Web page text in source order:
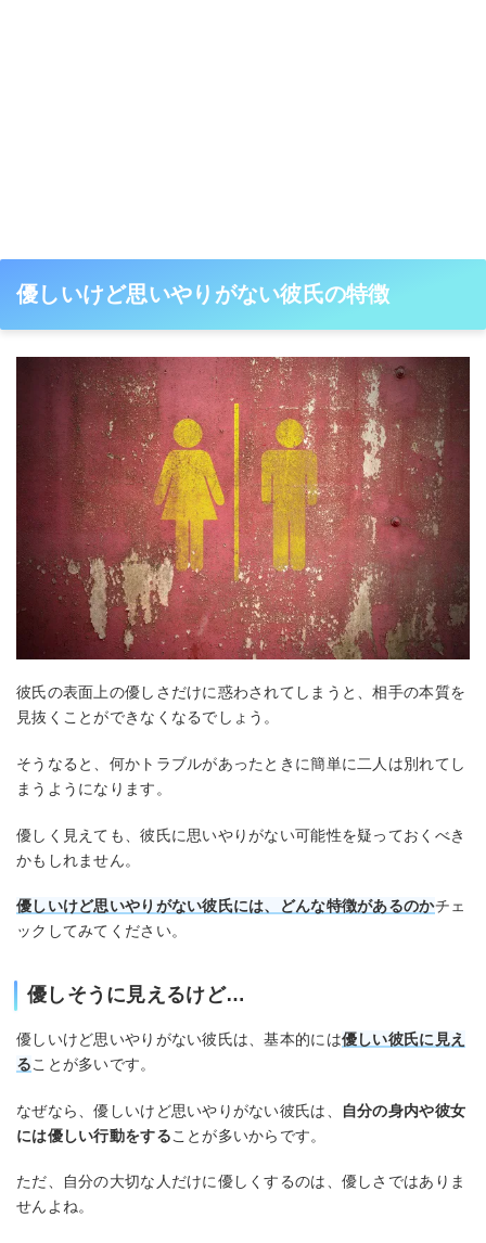
優しいけど思いやりがない彼氏の特徴
彼氏の表面上の優しさだけに惑わされてしまうと、相手の本質を
見抜くことができなくなるでしょう。
そうなると、何かトラブルがあったときに簡単に二人は別れてし
まうようになります。
優しく見えても、彼氏に思いやりがない可能性を疑っておくべき
かもしれません。
優しいけど思いやりがない彼氏には、どんな特徴があるのかチェ
ックしてみてください。
優しそうに見えるけど…
優しいけど思いやりがない彼氏は、基本的には優しい彼氏に見え
ることが多いです。
なぜなら、優しいけど思いやりがない彼氏は、
自分の身内や彼女
には優しい行動をすることが多いからです。
ただ、自分の大切な人だけに優しくするのは、優しさではありま
せんよね。